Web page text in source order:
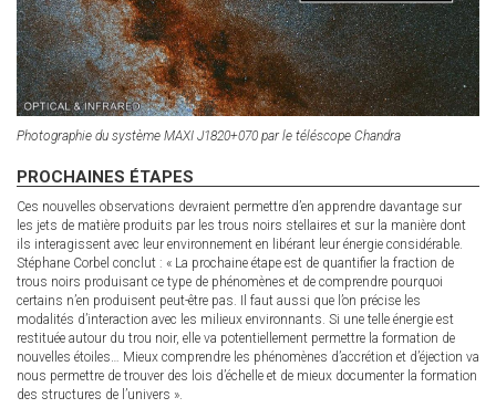
Photographie du système MAXI J1820+070 par le téléscope Chandra
PROCHAINES ÉTAPES
Ces nouvelles observations devraient permettre d’en apprendre davantage sur
les jets de matière produits par les trous noirs stellaires et sur la manière dont
ils interagissent avec leur environnement en libérant leur énergie considérable.
Stéphane Corbel conclut : « La prochaine étape est de quantifier la fraction de
trous noirs produisant ce type de phénomènes et de comprendre pourquoi
certains n’en produisent peut-être pas. Il faut aussi que l’on précise les
modalités d’interaction avec les milieux environnants. Si une telle énergie est
restituée autour du trou noir, elle va potentiellement permettre la formation de
nouvelles étoiles… Mieux comprendre les phénomènes d’accrétion et d’éjection va
nous permettre de trouver des lois d’échelle et de mieux documenter la formation
des structures de l’univers ».